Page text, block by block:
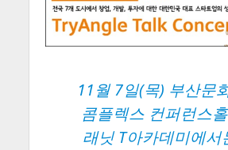
11월 7일(목) 부산문
콤플렉스 컨퍼런스
래닛 T아카데미에서